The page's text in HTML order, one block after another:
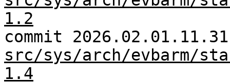
1.2
commit
src/sys/arch/evbarm/
1.4